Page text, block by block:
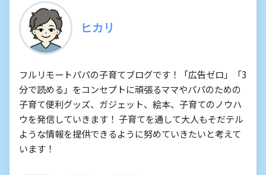
ヒカリ
フルリモートパパの子育てブログです！「広告ゼロ」「3
分で読める」をコンセプトに頑張るママやパパのための
子育て便利グッズ、ガジェット、絵本、子育てのノウハ
ウを発信していきます！ 子育てを通して大人もそだテル
ような情報を提供できるように努めていきたいと考えて
います！